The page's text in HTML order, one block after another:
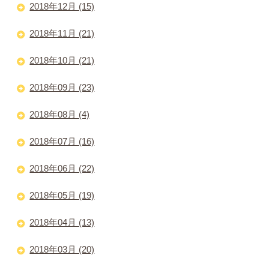
2018年12月 (15)
2018年11月 (21)
2018年10月 (21)
2018年09月 (23)
2018年08月 (4)
2018年07月 (16)
2018年06月 (22)
2018年05月 (19)
2018年04月 (13)
2018年03月 (20)